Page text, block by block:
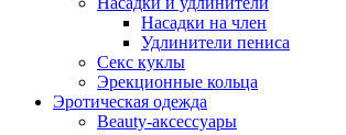
Насадки на член
Удлинители пениса
Секс куклы
Эрекционные кольца
Эротическая одежда
Beauty-аксессуары